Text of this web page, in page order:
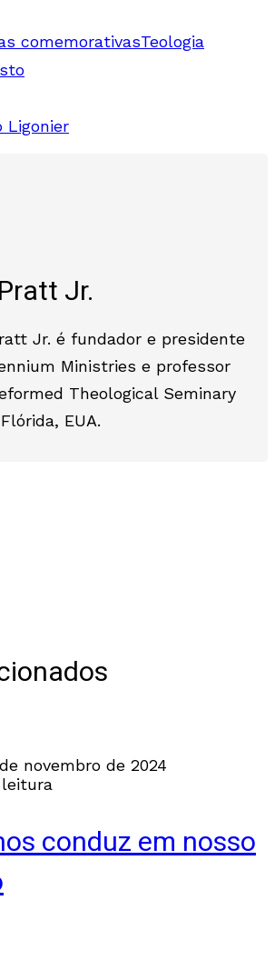
comemorativasTeologia
Ligonier
Jr.
Jr. é fundador e presidente
Ministries e professor
Theological Seminary
EUA.
novembro de 2024
conduz em nosso